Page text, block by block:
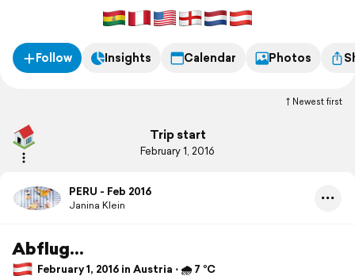
Follow Insights Calendar Photos
Newest first
Trip start
February 1, 2016
PERU - Feb 2016
Janina Klein
Abflug...
February 1, 2016 in Austria ⋅ 🌧 7 °C